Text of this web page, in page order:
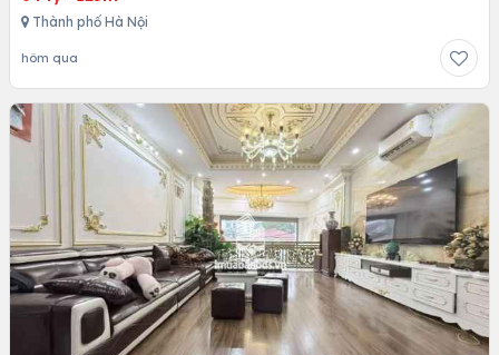
Thành phố Hà Nội
hôm qua